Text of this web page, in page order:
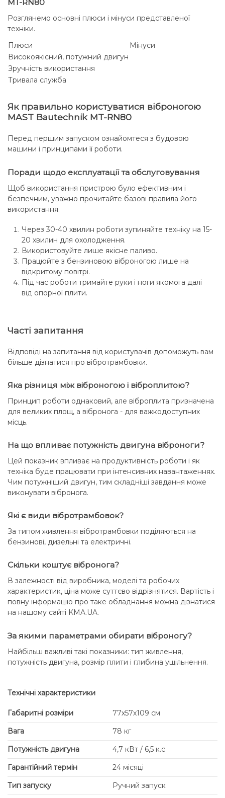
MT-RN80
Розглянемо основні плюси і мінуси представленої
техніки.
Плюси
Мінуси
Високоякісний, потужний двигун
Зручність використання
Тривала служба
Як правильно користуватися віброногою
MAST Bautechnik MT-RN80
Перед першим запуском ознайомтеся з будовою
машини і принципами її роботи.
Поради щодо експлуатації та обслуговування
Щоб використання пристрою було ефективним і
безпечним, уважно прочитайте базові правила його
використання.
Через 30-40 хвилин роботи зупиняйте техніку на 15-
20 хвилин для охолодження.
Використовуйте лише якісне паливо.
Працюйте з бензиновою віброногою лише на
відкритому повітрі.
Під час роботи тримайте руки і ноги якомога далі
від опорної плити.
Часті запитання
Відповіді на запитання від користувачів допоможуть вам
більше дізнатися про вібротрамбовки.
Яка різниця між віброногою і віброплитою?
Принцип роботи однаковий, але віброплита призначена
для великих площ, а вібронога - для важкодоступних
місць.
На що впливає потужність двигуна віброноги?
Цей показник впливає на продуктивність роботи і як
техніка буде працювати при інтенсивних навантаженнях.
Чим потужніший двигун, тим складніші завдання може
виконувати вібронога.
Які є види вібротрамбовок?
За типом живлення вібротрамбовки поділяються на
бензинові, дизельні та електричні.
Скільки коштує вібронога?
В залежності від виробника, моделі та робочих
характеристик, ціна може суттєво відрізнятися. Вартість і
повну інформацію про таке обладнання можна дізнатися
на нашому сайті KMA.UA.
За якими параметрами обирати віброногу?
Найбільш важливі такі показники: тип живлення,
потужність двигуна, розмір плити і глибина ущільнення.
Технічні характеристики
Габаритні розміри
77х57х109 см
Вага
78 кг
Потужність двигуна
4,7 кВт / 6,5 к.с
Гарантійний термін
24 місяці
Тип запуску
Ручний запуск